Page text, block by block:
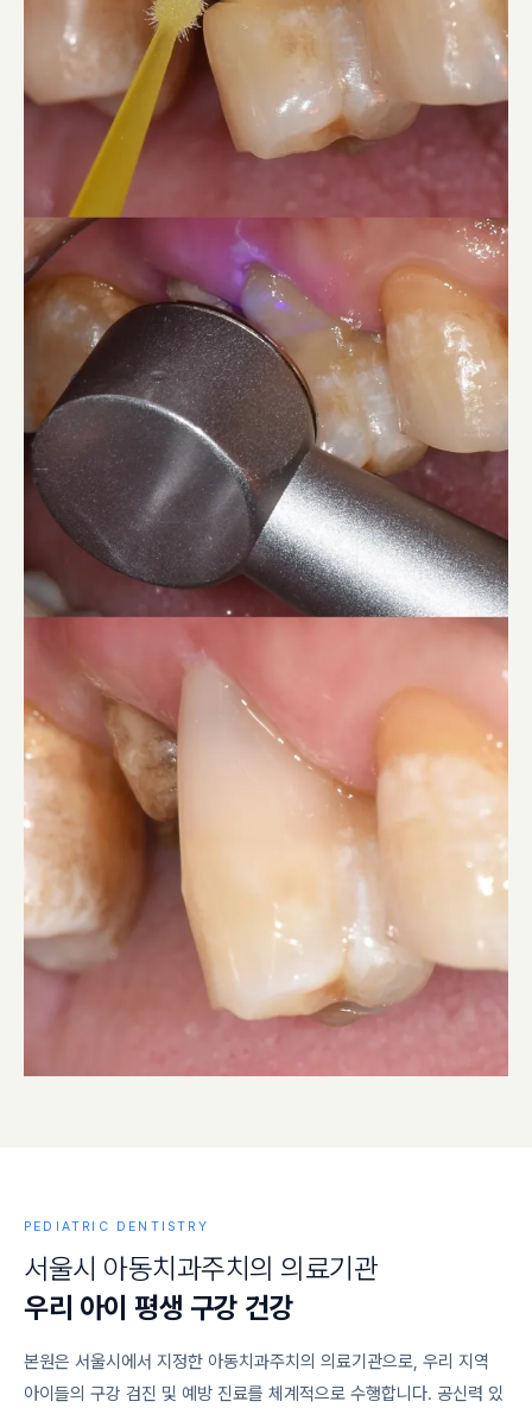
PEDIATRIC DENTISTRY
서울시 아동치 과주치 의 의료기 관
우리 아이 평생 구강 건강
본원은 서울시에서 지정한 아동치과주치의 의료기관으로, 우리 지역
아이들의 구강 검진 및 예방 진료를 체계적으로 수행합니다. 공신력 있